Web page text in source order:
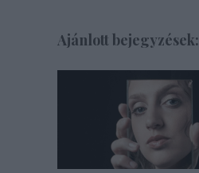
Ajánlott bejegyzések: